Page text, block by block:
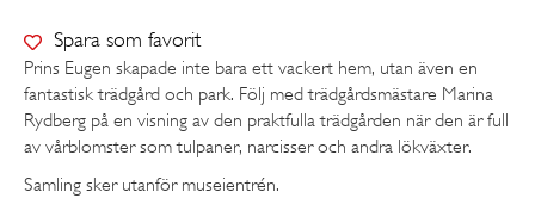
Spara som favorit
Prins Eugen skapade inte bara ett vackert hem, utan även en
fantastisk trädgård och park. Följ med trädgårdsmästare Marina
Rydberg på en visning av den praktfulla trädgården när den är full
av vårblomster som tulpaner, narcisser och andra lökväxter.
Samling sker utanför museientrén.